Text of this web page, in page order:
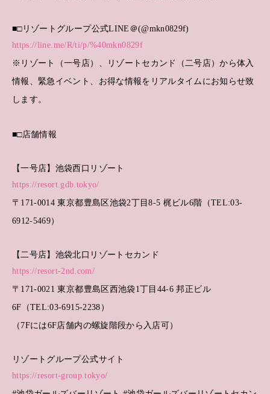
■□リゾートグループ公式LINE＠(@mkn0829f)
https://line.me/R/ti/p/%40mkn0829f
※リゾート（一号店）、リゾートセカンド（二号店）から体入
情報、緊急イベント、お得な情報をリアルタイムにお知らせ致
します。
■□店舗情報
【一号店】池袋西口リゾート
https://resort.gdb.tokyo/
〒171-0014 東京都豊島区池袋2丁目8-5 梶ビル6階（TEL:03-
6912-5469）
【二号店】池袋北口リゾートセカンド
https://resort-2nd.com/
〒171-0021 東京都豊島区西池袋1丁目44-6 邦正ビル
6F（TEL:03-6915-2238）
（7Fには6F店舗内の螺旋階段から入店可）
リゾートグループ公式サイト
https://resort-group.tokyo/